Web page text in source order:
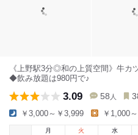
《上野駅3分◎和の上質空間》牛カ
◆飲み放題は980円で♪
3.09 58 人
￥3,000～￥3,999 ￥1,000
月
火 水